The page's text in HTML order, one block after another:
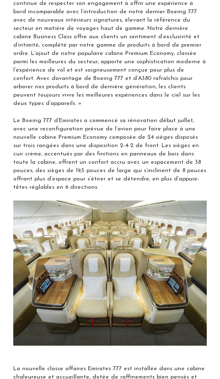
continue de respecter son engagement à offrir une expérience à
bord incomparable avec l’introduction de notre dernier Boeing 777
avec de nouveaux intérieurs signatures, élevant la référence du
secteur en matière de voyages haut de gamme. Notre dernière
cabine Business Class offre aux clients un sentiment d’exclusivité et
d’intimité, complété par notre gamme de produits à bord de premier
ordre. L’ajout de notre populaire cabine Premium Economy, classée
parmi les meilleures du secteur, apporte une sophistication moderne à
l’expérience de vol et est soigneusement conçue pour plus de
confort. Avec davantage de Boeing 777 et d’A380 rafraîchis pour
arborer nos produits à bord de dernière génération, les clients
peuvent toujours vivre les meilleures expériences dans le ciel sur les
deux types d’appareils. »
Le Boeing 777 d’Emirates a commencé sa rénovation début juillet,
avec une reconfiguration prévue de l’avion pour faire place à une
nouvelle cabine Premium Economy composée de 24 sièges disposés
sur trois rangées dans une disposition 2-4-2 de front. Les sièges en
cuir crème, accentués par des finitions en panneaux de bois dans
toute la cabine, offrent un confort accru avec un espacement de 38
pouces, des sièges de 19,5 pouces de large qui s’inclinent de 8 pouces
offrant plus d’espace pour s’étirer et se détendre, en plus d’appuie-
têtes réglables en 6 directions.
La nouvelle classe affaires Emirates 777 est installée dans une cabine
chaleureuse et accueillante, dotée de raffinements bien pensés et